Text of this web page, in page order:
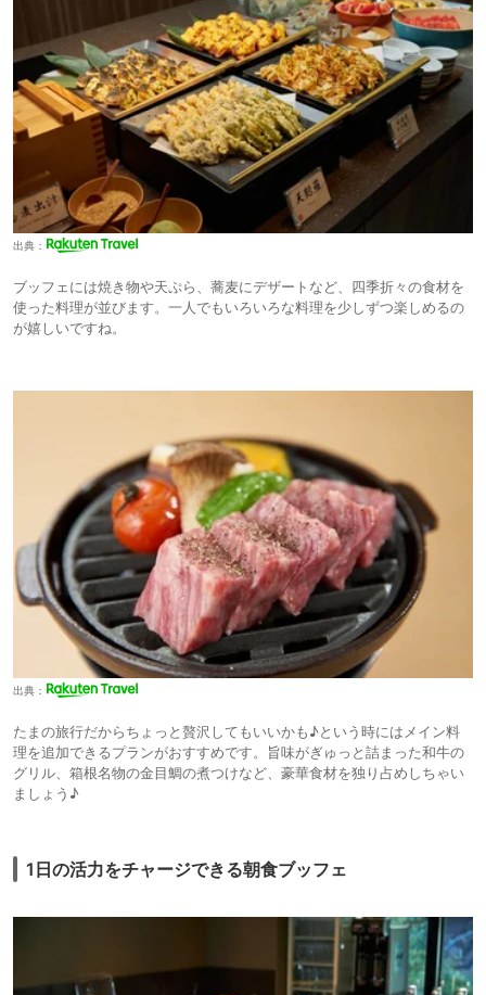
出典：
ブッフェには焼き物や天ぷら、蕎麦にデザートなど、四季折々の食材を
使った料理が並びます。一人でもいろいろな料理を少しずつ楽しめるの
が嬉しいですね。
出典：
たまの旅行だからちょっと贅沢してもいいかも♪という時にはメイン料
理を追加できるプランがおすすめです。旨味がぎゅっと詰まった和牛の
グリル、箱根名物の金目鯛の煮つけなど、豪華食材を独り占めしちゃい
ましょう♪
1日の活力をチャージできる朝食ブッフェ